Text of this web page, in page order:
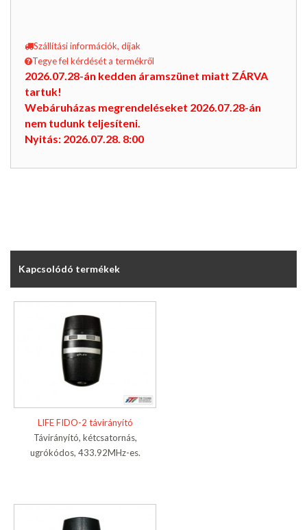
Szállítási információk, díjak
Tegye fel kérdését a termékről
2026.07.28-án kedden áramszünet miatt ZÁRVA
tartuk!
Webáruházas megrendeléseket 2026.07.28-án
nem tudunk teljesíteni.
Nyitás: 2026.07.28. 8:00
Kapcsolódó termékek
LIFE FIDO-2 távirányító
Távirányító, kétcsatornás,
ugrókódos, 433.92MHz-es.